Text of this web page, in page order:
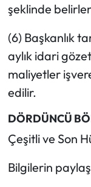
şeklinde
(6) Başkanlık
aylık idari
maliyetler
edilir.
DÖRDÜNCÜ
Çeşitli ve Son
Bilgilerin